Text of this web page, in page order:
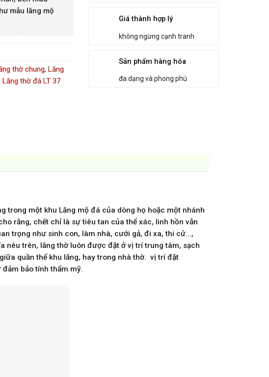
mẫu lăng mộ
thờ chung, Lăng
Lăng thờ đá LT 37
Giá thành hợp lý
không ngừng cạnh tranh
Sản phẩm hàng hóa
đa dạng và phong phú
trong một khu Lăng mộ đá của dòng họ hoặc một nhánh
rằng, chết chỉ là sự tiêu tan của thể xác, linh hồn vẫn
trọng như sinh con, làm nhà, cưới gả, đi xa, thi cử…,
nêu trên, lăng thờ luôn được đặt ở vị trí trung tâm, sạch
quần thể khu lăng, hay trong nhà thờ. vị trí đặt
bảo tính thẩm mỹ.